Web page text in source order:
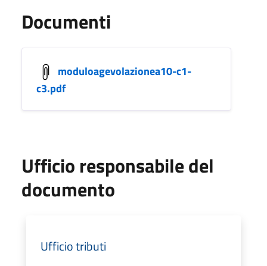
Documenti
moduloagevolazionea10-c1-
c3.pdf
Ufficio responsabile del
documento
Ufficio tributi